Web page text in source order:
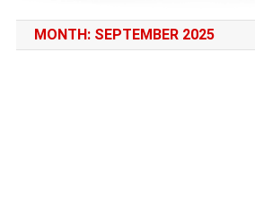
MONTH: SEPTEMBER 2025